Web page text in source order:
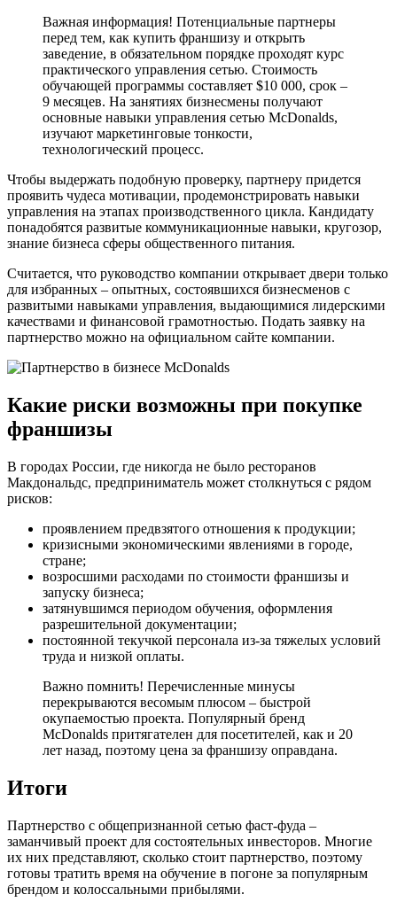
Важная информация! Потенциальные партнеры
перед тем, как купить франшизу и открыть
заведение, в обязательном порядке проходят курс
практического управления сетью. Стоимость
обучающей программы составляет $10 000, срок –
9 месяцев. На занятиях бизнесмены получают
основные навыки управления сетью McDonalds,
изучают маркетинговые тонкости,
технологический процесс.
Чтобы выдержать подобную проверку, партнеру придется
проявить чудеса мотивации, продемонстрировать навыки
управления на этапах производственного цикла. Кандидату
понадобятся развитые коммуникационные навыки, кругозор,
знание бизнеса сферы общественного питания.
Считается, что руководство компании открывает двери только
для избранных – опытных, состоявшихся бизнесменов с
развитыми навыками управления, выдающимися лидерскими
качествами и финансовой грамотностью. Подать заявку на
партнерство можно на официальном сайте компании.
Какие риски возможны при покупке
франшизы
В городах России, где никогда не было ресторанов
Макдональдс, предприниматель может столкнуться с рядом
рисков:
проявлением предвзятого отношения к продукции;
кризисными экономическими явлениями в городе,
стране;
возросшими расходами по стоимости франшизы и
запуску бизнеса;
затянувшимся периодом обучения, оформления
разрешительной документации;
постоянной текучкой персонала из-за тяжелых условий
труда и низкой оплаты.
Важно помнить! Перечисленные минусы
перекрываются весомым плюсом – быстрой
окупаемостью проекта. Популярный бренд
McDonalds притягателен для посетителей, как и 20
лет назад, поэтому цена за франшизу оправдана.
Итоги
Партнерство с общепризнанной сетью фаст-фуда –
заманчивый проект для состоятельных инвесторов. Многие
их них представляют, сколько стоит партнерство, поэтому
готовы тратить время на обучение в погоне за популярным
брендом и колоссальными прибылями.